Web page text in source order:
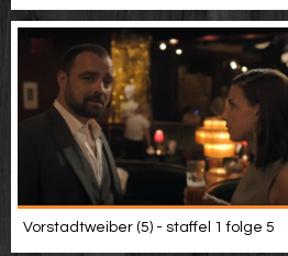
Vorstadtweiber (5) - staffel 1 folge 5